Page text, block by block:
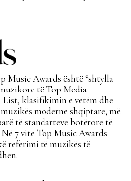
Music Awards është “shtylla
të Top Media.
klasifikimin e vetëm dhe
moderne shqiptare, më
të standarteve botërore të
7 vite Top Music Awards
referimi të muzikës të